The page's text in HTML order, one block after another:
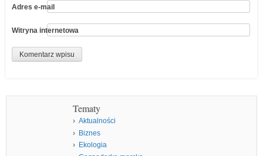
Adres e-mail
Witryna internetowa
Tematy
Aktualności
Biznes
Ekologia